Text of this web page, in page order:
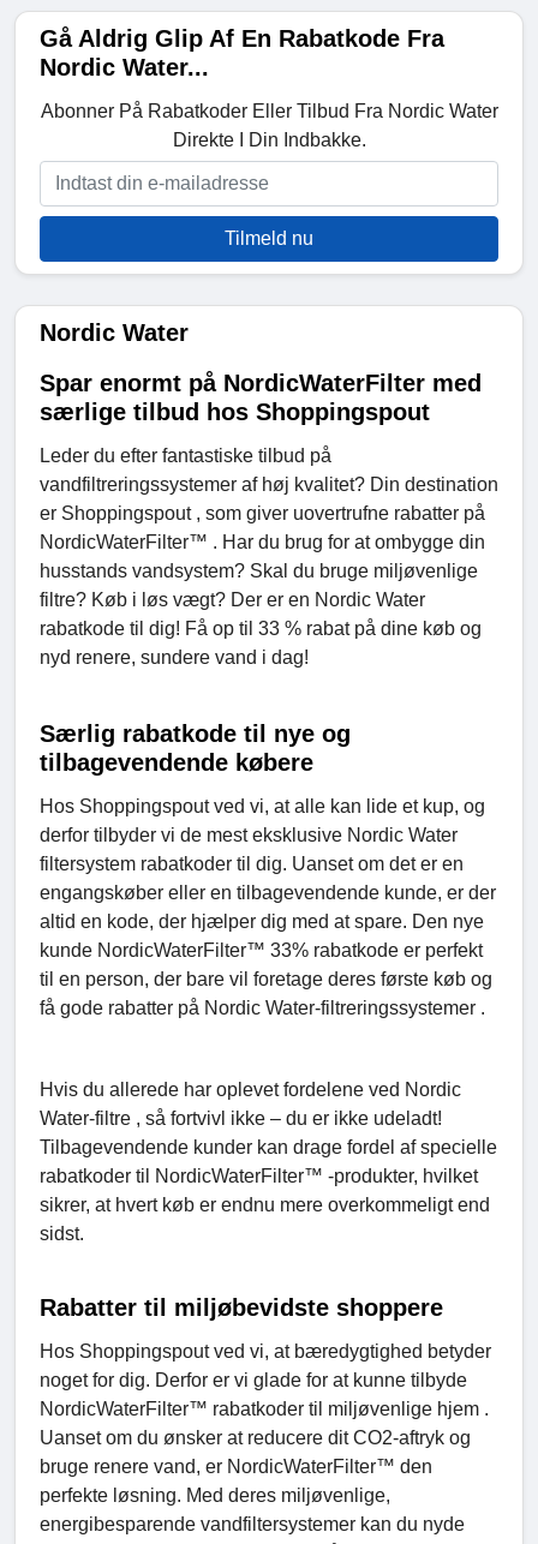
Gå Aldrig Glip Af En Rabatkode Fra
Nordic Water...
Abonner På Rabatkoder Eller Tilbud Fra Nordic Water
Direkte I Din Indbakke.
Tilmeld nu
Nordic Water
Spar enormt på NordicWaterFilter med
særlige tilbud hos Shoppingspout
Leder du efter fantastiske tilbud på
vandfiltreringssystemer af høj kvalitet? Din destination
er Shoppingspout , som giver uovertrufne rabatter på
NordicWaterFilter™ . Har du brug for at ombygge din
husstands vandsystem? Skal du bruge miljøvenlige
filtre? Køb i løs vægt? Der er en Nordic Water
rabatkode til dig! Få op til 33 % rabat på dine køb og
nyd renere, sundere vand i dag!
Særlig rabatkode til nye og
tilbagevendende købere
Hos Shoppingspout ved vi, at alle kan lide et kup, og
derfor tilbyder vi de mest eksklusive Nordic Water
filtersystem rabatkoder til dig. Uanset om det er en
engangskøber eller en tilbagevendende kunde, er der
altid en kode, der hjælper dig med at spare. Den nye
kunde NordicWaterFilter™ 33% rabatkode er perfekt
til en person, der bare vil foretage deres første køb og
få gode rabatter på Nordic Water-filtreringssystemer .
Hvis du allerede har oplevet fordelene ved Nordic
Water-filtre , så fortvivl ikke – du er ikke udeladt!
Tilbagevendende kunder kan drage fordel af specielle
rabatkoder til NordicWaterFilter™ -produkter, hvilket
sikrer, at hvert køb er endnu mere overkommeligt end
sidst.
Rabatter til miljøbevidste shoppere
Hos Shoppingspout ved vi, at bæredygtighed betyder
noget for dig. Derfor er vi glade for at kunne tilbyde
NordicWaterFilter™ rabatkoder til miljøvenlige hjem .
Uanset om du ønsker at reducere dit CO2-aftryk og
bruge renere vand, er NordicWaterFilter™ den
perfekte løsning. Med deres miljøvenlige,
energibesparende vandfiltersystemer kan du nyde